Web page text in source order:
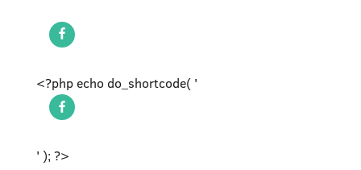
<?php echo do_shortcode( '
' ); ?>